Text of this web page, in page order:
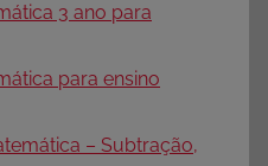
3 ano para
para ensino
– Subtração,